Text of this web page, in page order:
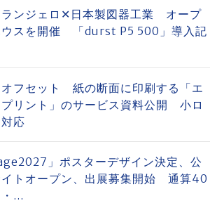
ランジェロ✕日本製図器工業 オープ
ウスを開催 「durst P5 500」導入記
フセット 紙の断面に印刷する「エ
プリント」のサービス資料公開 小ロ
応
」ポスターデザイン決定、公
トオープン、出展募集開始 通算40
...